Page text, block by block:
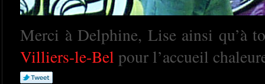
Merci à Delphine, Lise ainsi qu’à
Villiers-le-Bel pour l’accueil